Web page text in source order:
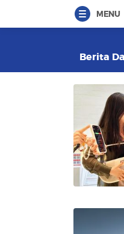
MENU
Berita